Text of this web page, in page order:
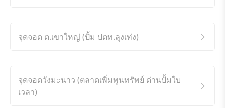
จุดจอด ต.เขาใหญ่ (ปั้ม ปตท.ลุงเท่ง)
จุดจอดวังมะนาว (ตลาดเพิ่มพูนทรัพย์ ด่านปั้มใบ
เวลา)